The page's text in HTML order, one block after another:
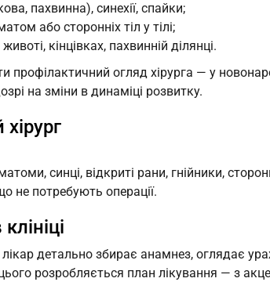
пахвинна), синехії, спайки;
або сторонніх тіл у тілі;
кінцівках, пахвинній ділянці.
профілактичний огляд хірурга — у
на зміни в динаміці розвитку.
синці, відкриті рани, гнійники,
не потребують операції.
детально збирає анамнез, оглядає
розробляється план лікування — з